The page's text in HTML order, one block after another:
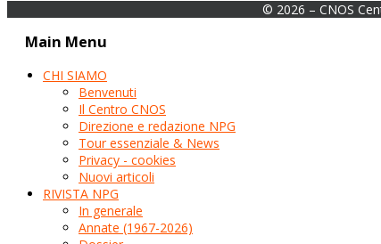
© 2026 – CNOS
Main Menu
CHI SIAMO
Benvenuti
Il Centro CNOS
Direzione e redazione NPG
Tour essenziale & News
Privacy - cookies
Nuovi articoli
RIVISTA NPG
In generale
Annate (1967-2026)